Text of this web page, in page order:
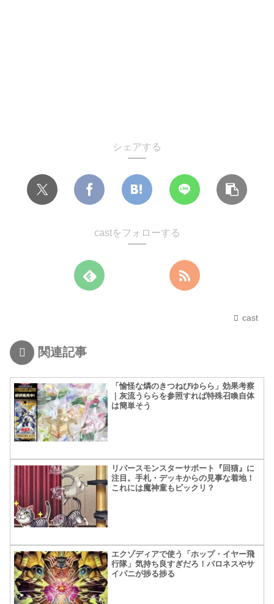
シェアする
castをフォローする
cast
関連記事
「愉怪な燐のきつねびゆらら」効果考察
｜灰流うららを参照すれば特殊召喚自体
は簡単そう
リバースモンスターサポート『回猫』に
注目。手札・デッキからの見事な着地！
これには魔神童もビックリ？
エクゾディアで使う「ホップ・イヤー飛
行隊」気持ち良すぎだろ！バロネスやサ
イパニが捗る捗る